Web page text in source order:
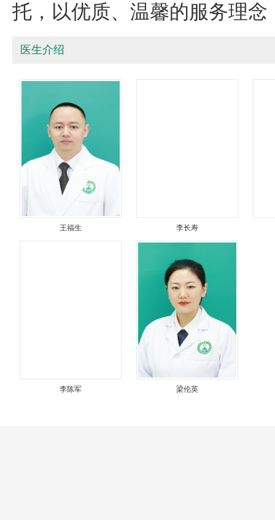
托，以优质、温馨的服务理
医生介绍
王福生 李长寿
李陈军 梁伦英